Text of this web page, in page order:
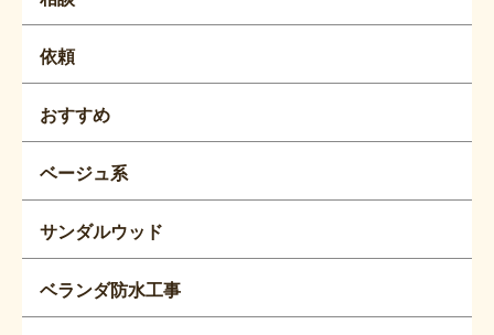
依頼
おすすめ
ベージュ系
サンダルウッド
ベランダ防水工事